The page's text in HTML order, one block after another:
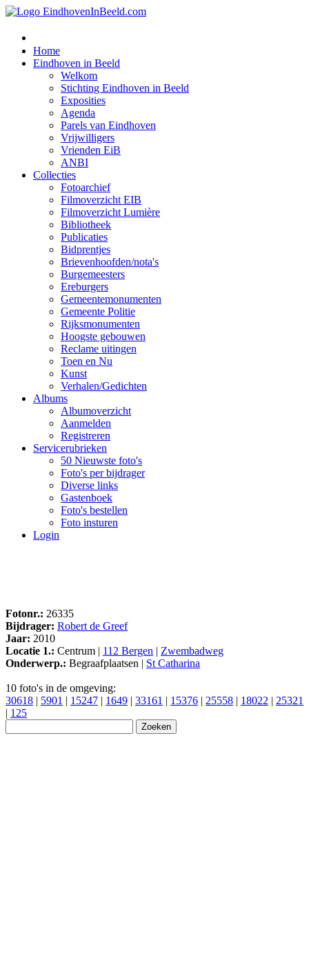
Home
Eindhoven in Beeld
Welkom
Stichting Eindhoven in Beeld
Exposities
Agenda
Parels van Eindhoven
Vrijwilligers
Vrienden EiB
ANBI
Collecties
Fotoarchief
Filmoverzicht EIB
Filmoverzicht Lumière
Bibliotheek
Publicaties
Bidprentjes
Brievenhoofden/nota's
Burgemeesters
Ereburgers
Gemeentemonumenten
Gemeente Politie
Rijksmonumenten
Hoogste gebouwen
Reclame uitingen
Toen en Nu
Kunst
Verhalen/Gedichten
Albums
Albumoverzicht
Aanmelden
Registreren
Servicerubrieken
50 Nieuwste foto's
Foto's per bijdrager
Diverse links
Gastenboek
Foto's bestellen
Foto insturen
Login
Fotonr.: 26335
Bijdrager: Robert de Greef
Jaar: 2010
Locatie 1.: Centrum | 112 Bergen | Zwembadweg
Onderwerp.: Begraafplaatsen | St Catharina
10 foto's in de omgeving:
30618 | 5901 | 15247 | 1649 | 33161 | 15376 | 25558 | 18022 | 25321
| 125